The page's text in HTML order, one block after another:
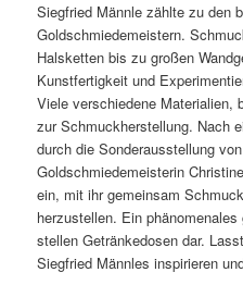
Siegfried Männle zählte zu den
Goldschmiedemeistern.
Halsketten bis zu großen
Kunstfertigkeit und
Viele verschie­dene Materialien,
zur Schmuckherstellung. Nach
durch die Sonderausstellung
Goldschmiedemeisterin
ein, mit ihr gemeinsam
herzu­stellen. Ein
stellen Getränkedosen dar.
Siegfried Männles inspi­rieren